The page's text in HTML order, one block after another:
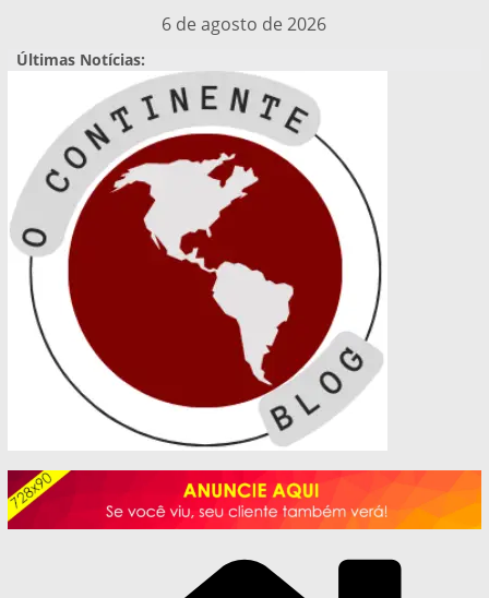
para
6 de agosto de 2026
Últimas Notícias: